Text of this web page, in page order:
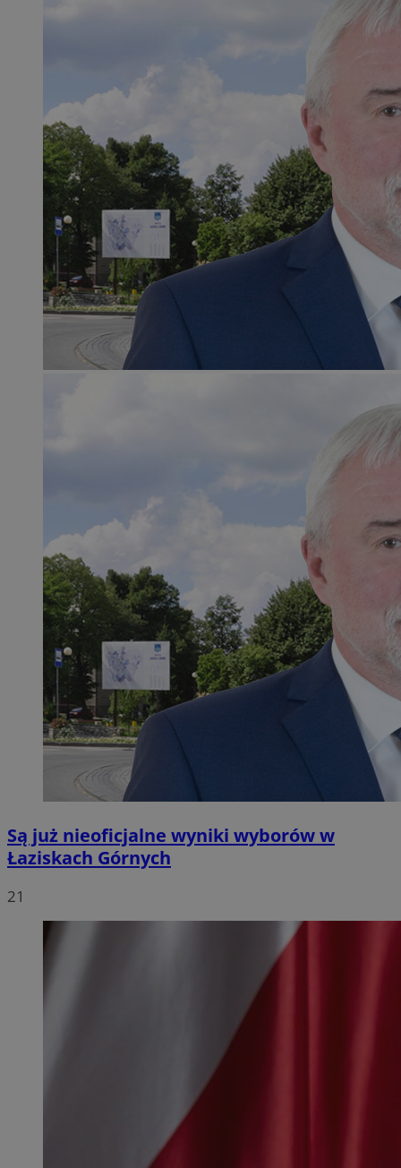
Są już nieoficjalne wyniki wyborów w
Łaziskach Górnych
21